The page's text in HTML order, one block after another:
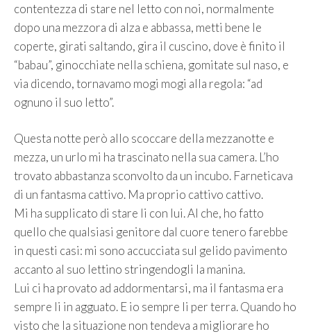
contentezza di stare nel letto con noi, normalmente
dopo una mezzora di alza e abbassa, metti bene le
coperte, girati saltando, gira il cuscino, dove è finito il
“babau”, ginocchiate nella schiena, gomitate sul naso, e
via dicendo, tornavamo mogi mogi alla regola: “ad
ognuno il suo letto”.
Questa notte però allo scoccare della mezzanotte e
mezza, un urlo mi ha trascinato nella sua camera. L’ho
trovato abbastanza sconvolto da un incubo. Farneticava
di un fantasma cattivo. Ma proprio cattivo cattivo.
Mi ha supplicato di stare li con lui. Al che, ho fatto
quello che qualsiasi genitore dal cuore tenero farebbe
in questi casi: mi sono accucciata sul gelido pavimento
accanto al suo lettino stringendogli la manina.
Lui ci ha provato ad addormentarsi, ma il fantasma era
sempre li in agguato. E io sempre li per terra. Quando ho
visto che la situazione non tendeva a migliorare ho